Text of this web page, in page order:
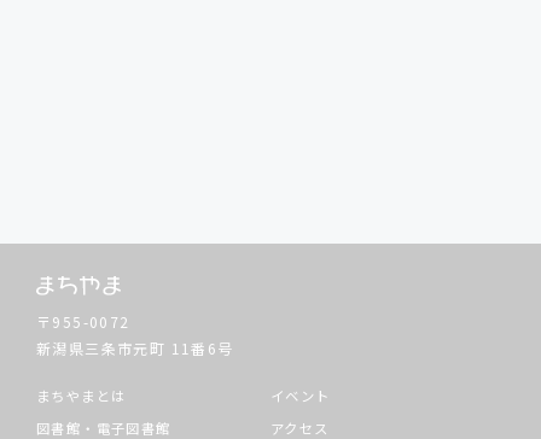
〒955-0072
新潟県三条市元町 11番6号
まちやまとは
図書館・電子図書館
イベント
アクセス